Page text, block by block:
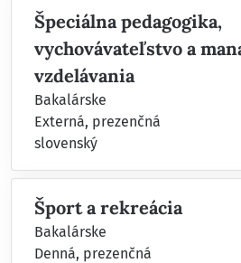
Špeciálna pedagogika,
vychovávateľstvo a
vzdelávania
Bakalárske
Externá, prezenčná
slovenský
Šport a rekreácia
Bakalárske
Denná, prezenčná